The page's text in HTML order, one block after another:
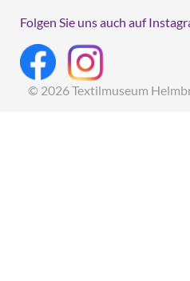
Folgen Sie uns auch auf
© 2026 Textilmuseum